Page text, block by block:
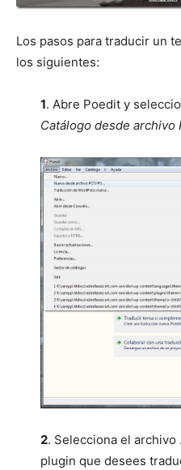
Los pasos para traducir un
los siguientes:
1. Abre Poedit y
Catálogo desde archivo
2. Selecciona el archivo
plugin que desees